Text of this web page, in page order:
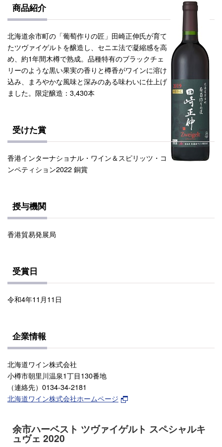
商品紹介
北海道余市町の「葡萄作りの匠」田崎正伸氏が育て
たツヴァイゲルトを醸造し、セニエ法で凝縮感を高
め、約1年間木樽で熟成。品種特有のブラックチェ
リーのような黒い果実の香りと樽香がワインに溶け
込み、まろやかな風味と深みのある味わいに仕上げ
ました。限定醸造：3,430本
受けた賞
香港インターナショナル・ワイン＆スピリッツ・コ
ンペティション2022 銅賞
授与機関
香港貿易発展局
受賞日
令和4年11月11日
企業情報
北海道ワイン株式会社
小樽市朝里川温泉1丁目130番地
（連絡先）0134-34-2181
北海道ワイン株式会社ホームページ
余市ハーベスト ツヴァイゲルト スペシャルキ
ュヴェ 2020